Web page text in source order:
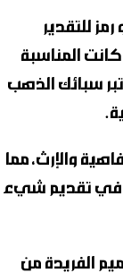
للتقدير
المناسبة
سبائك الذهب
والإرث، مما
في تقديم شيء
الفريدة من